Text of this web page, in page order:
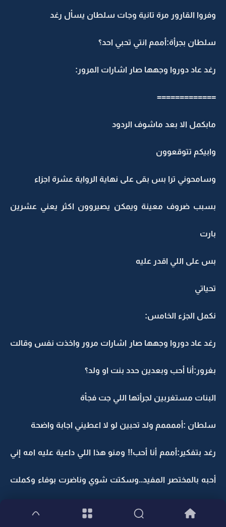
وفروا القارور مرة تانية وجات سلطان يسأل رغد
سلطان بجرأة:أممم انتي تحبي احد؟
رغد عاد دوروا وجهها صار اشارات المرور:
=============
مابكمل الا بعد ماشوف الردود
وابيكم تتوقعوون
وسامحوني ترا بس بقى على نهاية الرواية عشرة اجزاء
بسبب ضروف معينة ويمكن يصيروون اكثر يعني عشرين
بارت
بس على اللي اقدر عليه
تحياتي
نكمل الجزء الخامس:
رغد عاد دوروا وجهها صار اشارات مرور واخذت نفس وقالت
بغرور:أنا أحب وبعدين حدد بنت او ولد؟
البنات مستغربين لجرأتها اللي جت فجأة
سلطان :أممممم ولد تحبين لو لا اعطيني اجابة واضحة
رغد بتفكير:أممم أنا أحب!! ومنو هذا اللي داعية عليه امه إني
أحبه بالمختصر المفيد..وسكتت شوي وناضرت بوفاء وكملت
بغرور وكبرياء...انا مااحب